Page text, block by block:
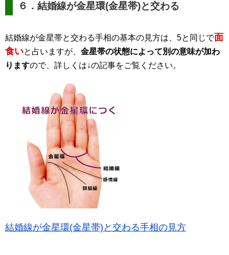
６．結婚線が金星環(金星帯)と交わる
結婚線が金星帯と交わる手相の基本の見方は、5と同じで面
食いと占いますが、 金星帯の状態によって別の意味が加わ
りますので、詳しくは↓の記事をご覧ください。
結婚線が金星環(金星帯)と交わる手相の見方